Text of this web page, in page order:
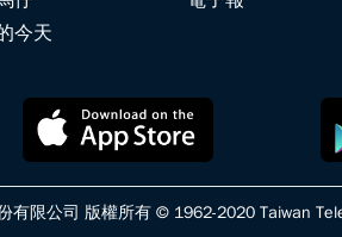
今天
有限公司 版權所有 © 1962-2020 Taiwan